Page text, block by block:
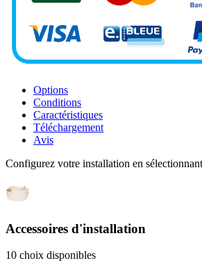
Options
Conditions
Caractéristiques
Téléchargement
Avis
Configurez votre installation en
Accessoires d'installation
10 choix disponibles